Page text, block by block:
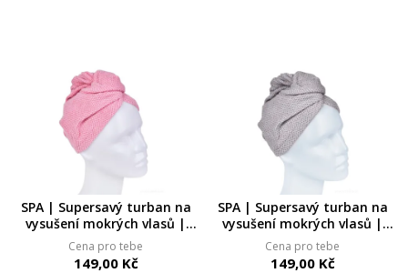
SPA | Supersavý turban na
vysušení mokrých vlasů |
lehký & šetrný | korálově
růžový
Cena pro tebe
149,00 Kč
SPA | Supersavý turban na
vysušení mokrých vlasů |
lehký & šetrný | šedý
Cena pro tebe
149,00 Kč